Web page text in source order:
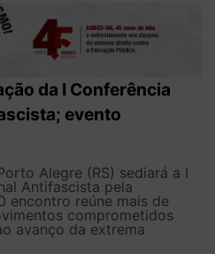
da I Conferência
evento
Alegre (RS) sediará a I
Antifascista pela
encontro reúne mais de
comprometidos
avanço da extrema